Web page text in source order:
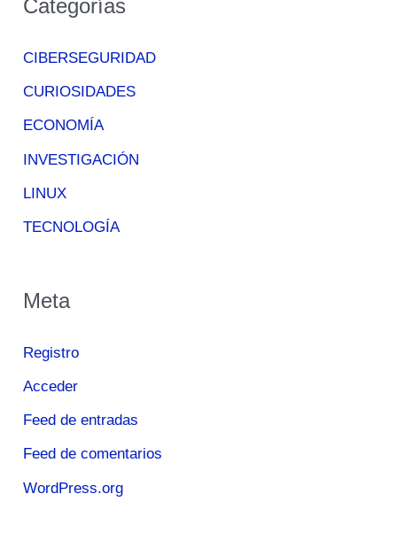
Categorías
CIBERSEGURIDAD
CURIOSIDADES
ECONOMÍA
INVESTIGACIÓN
LINUX
TECNOLOGÍA
Meta
Registro
Acceder
Feed de entradas
Feed de comentarios
WordPress.org